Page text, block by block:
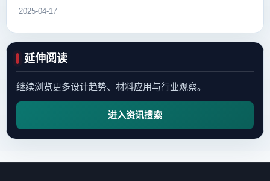
2025-04-17
延伸阅读
继续浏览更多设计趋势、材料应用与行业观察。
进入资讯搜索